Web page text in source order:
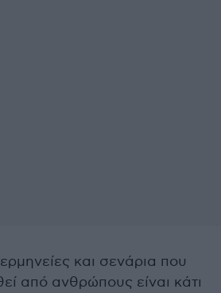
ερμηνείες και σενάρια που
από ανθρώπους είναι κάτι